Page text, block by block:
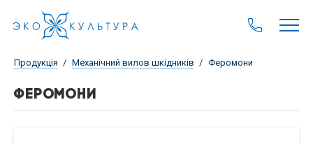
Продукція Механічний вилов шкідників Феромони
ФЕРОМОНИ